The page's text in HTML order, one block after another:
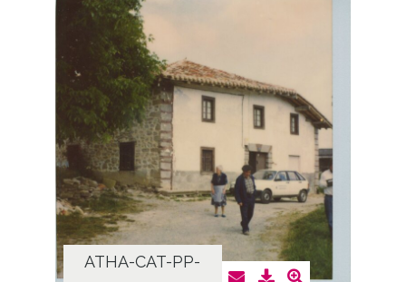
ATHA-CAT-PP-